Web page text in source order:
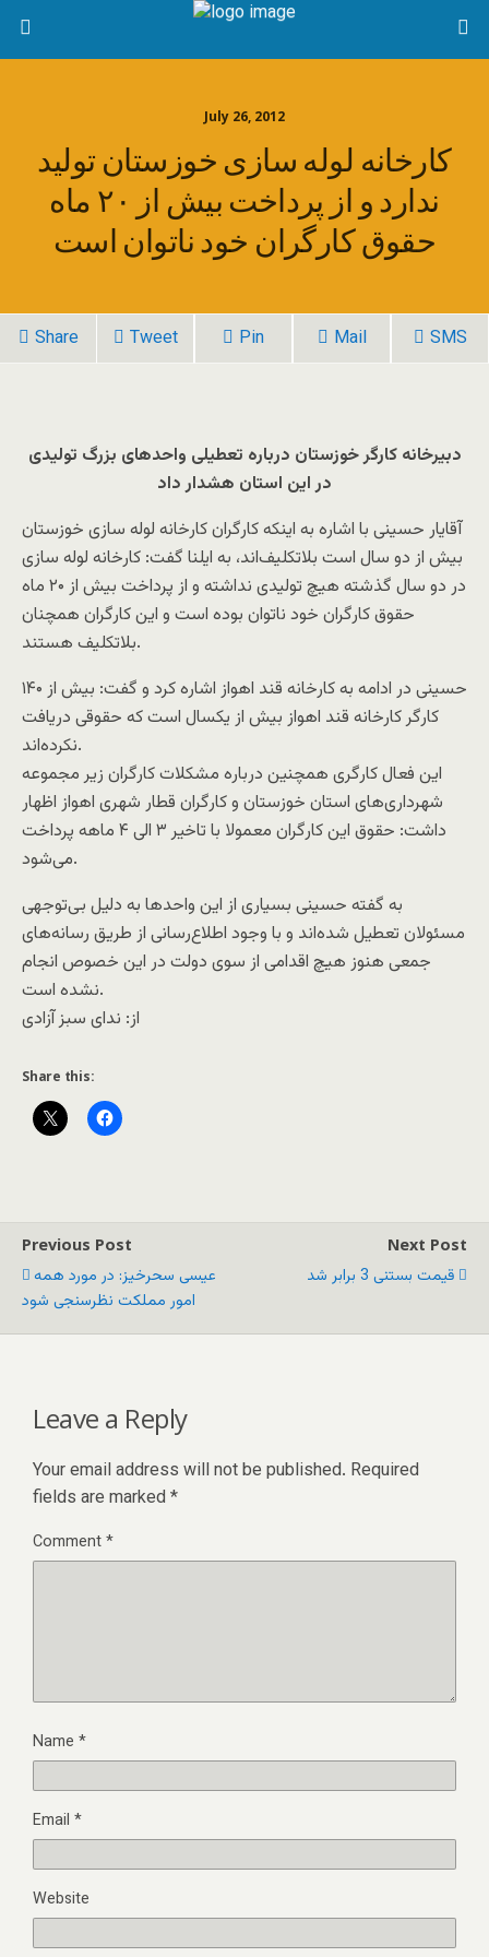
July 26, 2012
کارخانه لوله سازی خوزستان تولید
ندارد و از پرداخت بیش از ۲۰ ماه
حقوق کارگران خود ناتوان است
Share Tweet Pin Mail SMS
دبیرخانه کارگر خوزستان درباره تعطیلی واحد‌های بزرگ تولیدی
در این استان هشدار داد
آقایار حسینی با اشاره به اینکه کارگران کارخانه لوله سازی خوزستان
بیش از دو سال است بلاتکلیف‌اند، به ایلنا گفت: کارخانه لوله سازی
در دو سال گذشته هیچ تولیدی نداشته و از پرداخت بیش از ۲۰ ماه
حقوق کارگران خود ناتوان بوده است و این کارگران همچنان
بلاتکلیف هستند.
حسینی در ادامه به کارخانه قند اهواز اشاره کرد و گفت: بیش از ۱۴۰
کارگر کارخانه قند اهواز بیش از یکسال است که حقوقی دریافت
نکرده‌اند.
این فعال کارگری همچنین درباره مشکلات کارگران زیر مجموعه
شهرداری‌های استان خوزستان و کارگران قطار شهری اهواز اظهار
داشت: حقوق این کارگران معمولا با تاخیر ۳ الی ۴ ماهه پرداخت
می‌شود.
به گفته حسینی بسیاری از این واحد‌ها به دلیل بی‌توجهی
مسئولان تعطیل شده‌اند و با وجود اطلاع‌رسانی از طریق رسانه‌های
جمعی هنوز هیچ اقدامی از سوی دولت در این خصوص انجام
نشده است.
از: ندای سبز آزادی
Share this:
Previous Post
عیسی سحرخیز: در مورد همه
امور مملکت نظرسنجی شود
Next Post
قیمت بستنی 3 برابر شد
Leave a Reply
Your email address will not be published. Required
fields are marked *
Comment*
Name *
Email *
Website